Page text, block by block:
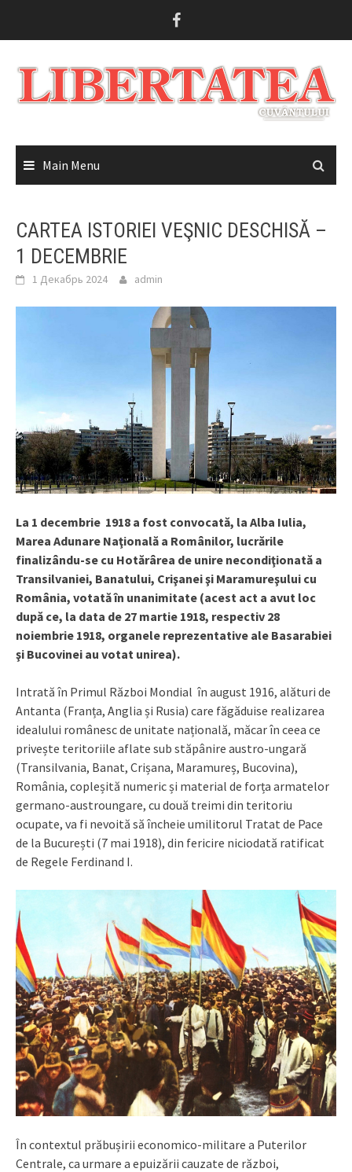
Main Menu
CARTEA ISTORIEI VEŞNIC DESCHISĂ –
1 DECEMBRIE
1 Декабрь 2024 admin
La 1 decembrie 1918 a fost convocată, la Alba Iulia,
Marea Adunare Naţională a Românilor, lucrările
finalizându-se cu Hotărârea de unire necondiţionată a
Transilvaniei, Banatului, Crişanei şi Maramureşului cu
România, votată în unanimitate (acest act a avut loc
după ce, la data de 27 martie 1918, respectiv 28
noiembrie 1918, organele reprezentative ale Basarabiei
şi Bucovinei au votat unirea).
Intrată în Primul Război Mondial în august 1916, alături de
Antanta (Franța, Anglia și Rusia) care făgăduise realizarea
idealului românesc de unitate națională, măcar în ceea ce
privește teritoriile aflate sub stăpânire austro-ungară
(Transilvania, Banat, Crișana, Maramureș, Bucovina),
România, copleșită numeric și material de forța armatelor
germano-austroungare, cu două treimi din teritoriu
ocupate, va fi nevoită să încheie umilitorul Tratat de Pace
de la București (7 mai 1918), din fericire niciodată ratificat
de Regele Ferdinand I.
În contextul prăbușirii economico-militare a Puterilor
Centrale, ca urmare a epuizării cauzate de război,